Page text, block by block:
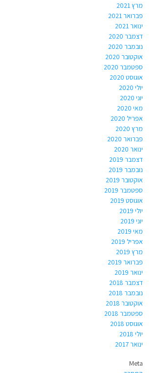
מרץ 2021
פברואר 2021
ינואר 2021
דצמבר 2020
נובמבר 2020
אוקטובר 2020
ספטמבר 2020
אוגוסט 2020
יולי 2020
יוני 2020
מאי 2020
אפריל 2020
מרץ 2020
פברואר 2020
ינואר 2020
דצמבר 2019
נובמבר 2019
אוקטובר 2019
ספטמבר 2019
אוגוסט 2019
יולי 2019
יוני 2019
מאי 2019
אפריל 2019
מרץ 2019
פברואר 2019
ינואר 2019
דצמבר 2018
נובמבר 2018
אוקטובר 2018
ספטמבר 2018
אוגוסט 2018
יולי 2018
ינואר 2017
Meta